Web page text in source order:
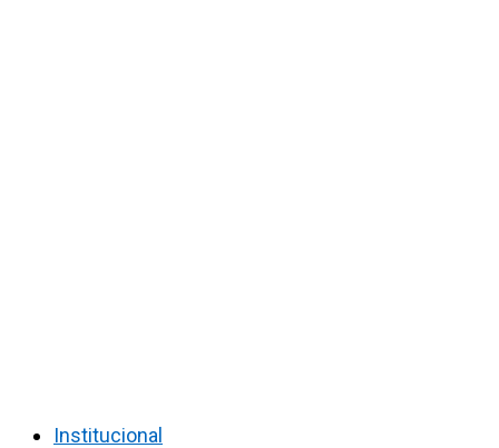
Institucional